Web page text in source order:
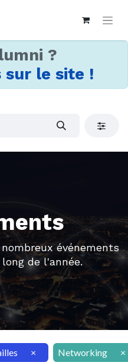
?
sur le site !
événements
de l'année.
× Networking ×